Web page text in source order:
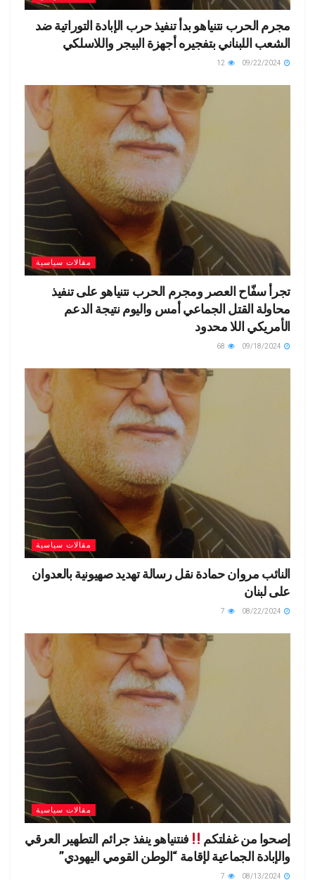
مجرم الحرب نتنياهو بدأ تنفيذ حرب الإبادة التوراتية ضد
الشعب اللبناني بتفجيره أجهزة البيجر واللاسلكي
مقالات سياسية
تجرأ سفّاح العصر ومجرم الحرب نتنياهو على تنفيذ
محاولة القتل الجماعي أمس واليوم نتيجة الدعم
الأمريكي اللا محدود
مقالات سياسية
النائب مروان حمادة نقل رسالة تهديد صهيونية بالعدوان
على لبنان
مقالات سياسية
إصحوا من غفلتكم
فنتنياهو ينفذ جرائم التطهير العرقي
والإبادة الجماعية لإقامة “الوطن القومي اليهودي”